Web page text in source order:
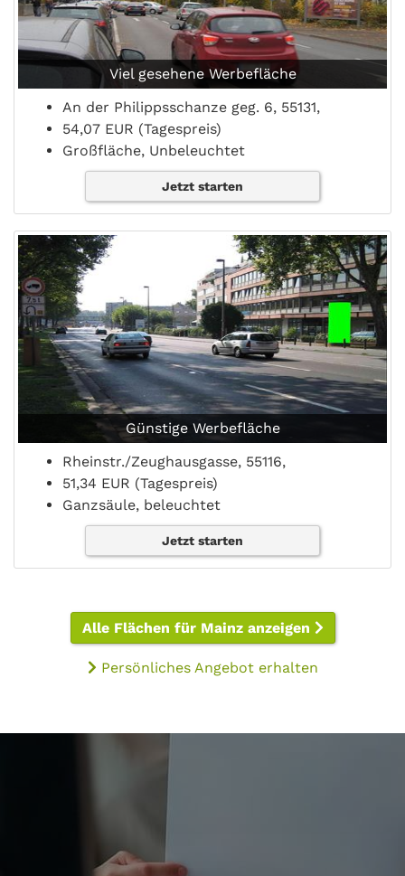
Viel gesehene Werbefläche
An der Philippsschanze geg. 6, 55131,
54,07 EUR (Tagespreis)
Großfläche, Unbeleuchtet
Jetzt starten
Günstige Werbefläche
Rheinstr./Zeughausgasse, 55116,
51,34 EUR (Tagespreis)
Ganzsäule, beleuchtet
Jetzt starten
Alle Flächen für Mainz anzeigen
Persönliches Angebot erhalten